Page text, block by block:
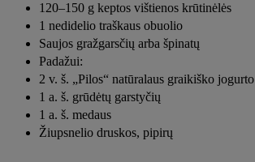
120–150 g keptos vištienos krūtinėlės
1 nedidelio traškaus obuolio
Saujos gražgarsčių arba špinatų
Padažui:
2 v. š. „Pilos“ natūralaus graikiško jogurto
1 a. š. grūdėtų garstyčių
1 a. š. medaus
Žiupsnelio druskos, pipirų